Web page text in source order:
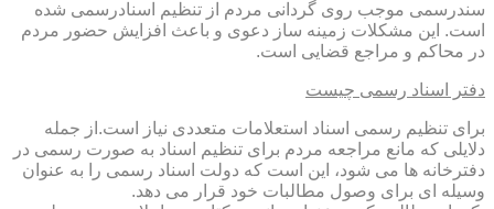
سندرسمی موجب روی گردانی مردم از تنظیم اسنادرسمی شده
است. این مشکلات زمینه ساز دعوی و باعث افزایش حضور مردم
در محاکم و مراجع قضایی است.
دفتر اسناد رسمی چیست
برای تنظیم رسمی اسناد استعلامات متعددی نیاز است.از جمله
دلایلی که مانع مراجعه مردم برای تنظیم اسناد به صورت رسمی در
دفترخانه ها می شود، این است که دولت اسناد رسمی را به عنوان
وسیله ای برای وصول مطالبات خود قرار می دهد.